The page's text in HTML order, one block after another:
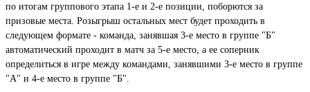
по итогам группового этапа 1-е и 2-е позиции, поборются за
призовые места. Розыгрыш остальных мест будет проходить в
следующем формате - команда, занявшая 3-е место в группе "Б"
автоматический проходит в матч за 5-е место, а ее соперник
определиться в игре между командами, занявшими 3-е место в группе
"А" и 4-е место в группе "Б".